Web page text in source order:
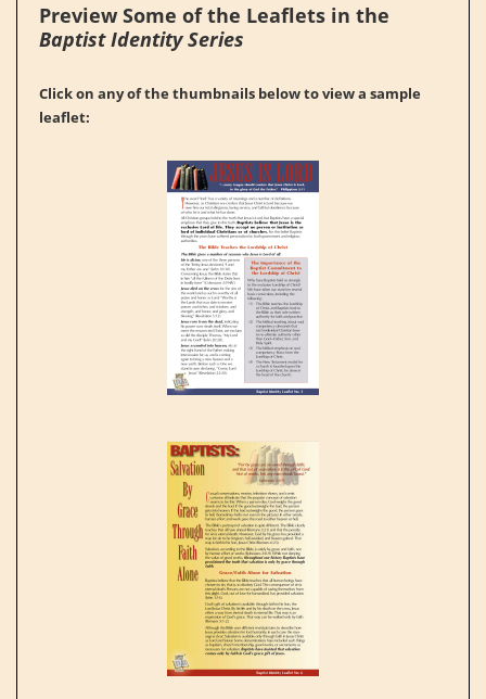
Preview Some of the Leaflets in the
Baptist Identity Series
Click on any of the thumbnails below to view a sample
leaflet: